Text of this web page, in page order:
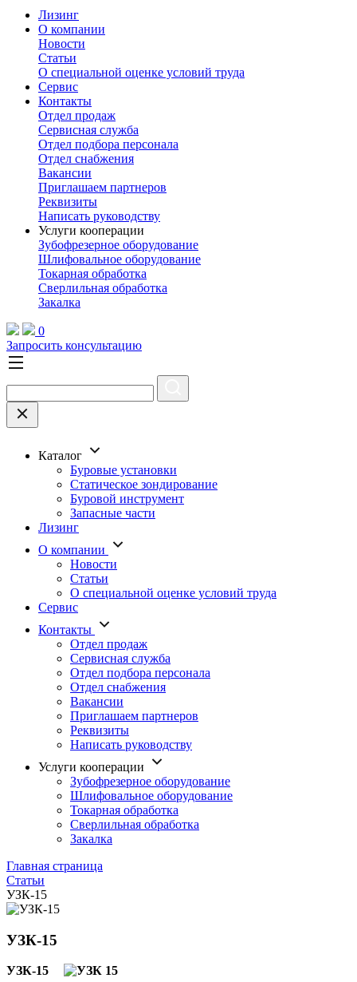
Лизинг
О компании
Новости
Статьи
О специальной оценке условий труда
Сервис
Контакты
Отдел продаж
Сервисная служба
Отдел подбора персонала
Отдел снабжения
Вакансии
Приглашаем партнеров
Реквизиты
Написать руководству
Услуги кооперации
Зубофрезерное оборудование
Шлифовальное оборудование
Токарная обработка
Cверлильная обработка
Закалка
0
Запросить консультацию
Каталог
Буровые установки
Статическое зондирование
Буровой инструмент
Запасные части
Лизинг
О компании
Новости
Статьи
О специальной оценке условий труда
Сервис
Контакты
Отдел продаж
Сервисная служба
Отдел подбора персонала
Отдел снабжения
Вакансии
Приглашаем партнеров
Реквизиты
Написать руководству
Услуги кооперации
Зубофрезерное оборудование
Шлифовальное оборудование
Токарная обработка
Cверлильная обработка
Закалка
Главная страница
Статьи
УЗК-15
УЗК-15
УЗК-15